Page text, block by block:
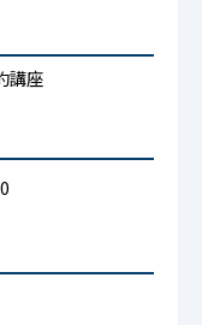
講座